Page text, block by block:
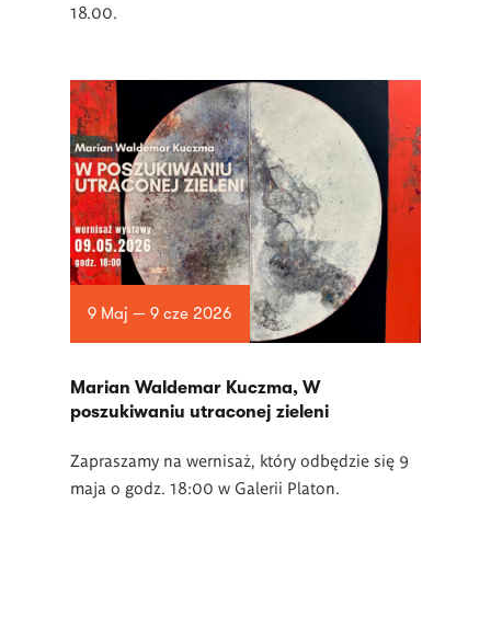
18.00.
9 Maj — 9 cze 2026
Marian Waldemar Kuczma, W
poszukiwaniu utraconej zieleni
Zapraszamy na wernisaż, który odbędzie się 9
maja o godz. 18:00 w Galerii Platon.